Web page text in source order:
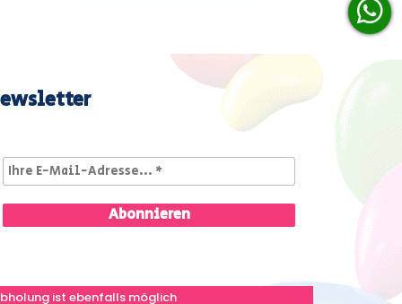
ist ebenfalls möglich